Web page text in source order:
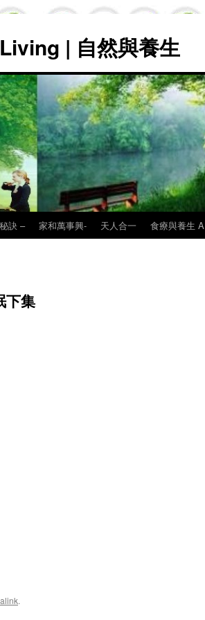
| 自然與養生
訣 – 家和萬事興- 天人合一 食療與養生 A
下集
.